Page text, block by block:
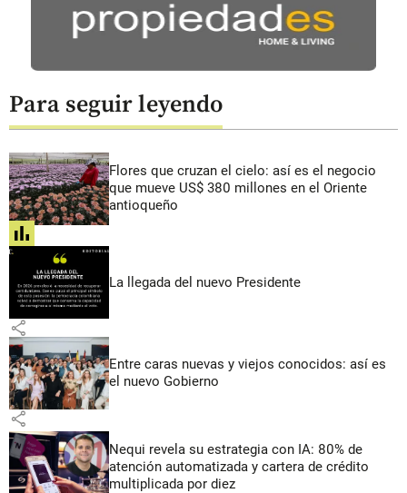
Para seguir leyendo
Flores que cruzan el cielo: así es el negocio
que mueve US$ 380 millones en el Oriente
antioqueño
share
La llegada del nuevo Presidente
share
Entre caras nuevas y viejos conocidos: así es
el nuevo Gobierno
share
Nequi revela su estrategia con IA: 80% de
atención automatizada y cartera de crédito
multiplicada por diez